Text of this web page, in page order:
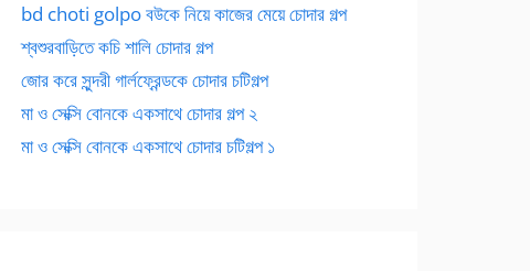
bd choti golpo বউকে নিয়ে কাজের মেয়ে চোদার গল্প
শ্বশুরবাড়িতে কচি শালি চোদার গল্প
জোর করে সুন্দরী গার্লফ্রেন্ডকে চোদার চটিগল্প
মা ও সেক্সি বোনকে একসাথে চোদার গল্প ২
মা ও সেক্সি বোনকে একসাথে চোদার চটিগল্প ১